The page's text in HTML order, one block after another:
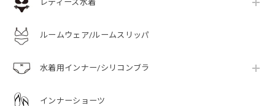
レディース水着
ルームウェア/ルームスリッパ
水着用インナー/シリコンブラ
インナーショーツ